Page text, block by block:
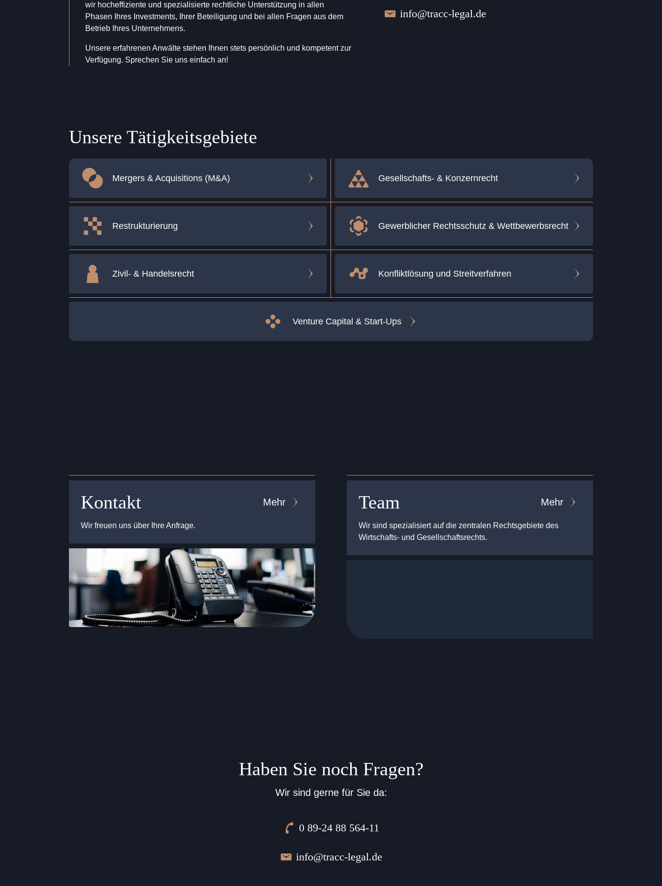
wir hocheffiziente und spezialisierte rechtliche Unterstützung in allen
Phasen Ihres Investments, Ihrer Beteiligung und bei allen Fragen aus dem
Betrieb Ihres Unternehmens.
Unsere erfahrenen Anwälte stehen Ihnen stets persönlich und kompetent zur
Verfügung. Sprechen Sie uns einfach an!
E-Mail:
info@tracc-legal.de
Unsere Tätigkeitsgebiete
Mergers & Acquisitions (M&A) Gesellschafts- & Konzernrecht
Restrukturierung Gewerblicher Rechtsschutz & Wettbewerbsrecht
Zivil- & Handelsrecht Konfliktlösung und Streitverfahren
Venture Capital & Start-Ups
Kontakt Mehr
Wir freuen uns über Ihre Anfrage.
Team Mehr
Wir sind spezialisiert auf die zentralen Rechtsgebiete des
Wirtschafts- und Gesellschaftsrechts.
Haben Sie noch Fragen?
Wir sind gerne für Sie da:
Telefon:
0 89-24 88 564-11
E-Mail:
info@tracc-legal.de